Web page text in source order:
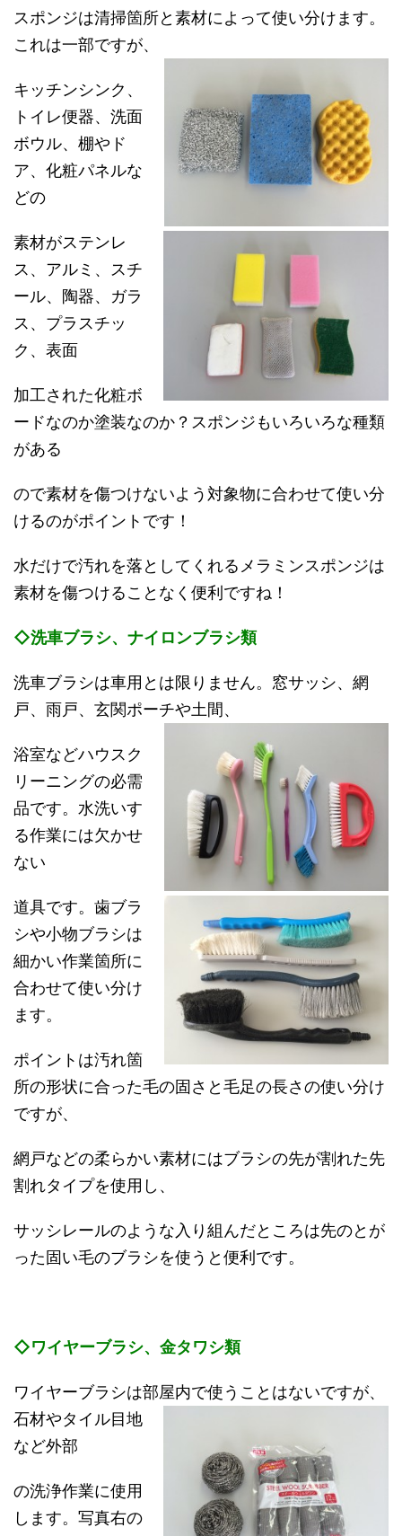
スポンジは清掃箇所と素材によって使い分けます。
これは一部ですが、
キッチンシンク、
トイレ便器、洗面
ボウル、棚やド
ア、化粧パネルな
どの
素材がステンレ
ス、アルミ、スチ
ール、陶器、ガラ
ス、プラスチッ
ク、表面
加工された化粧ボ
ードなのか塗装なのか？スポンジもいろいろな種類
がある
ので素材を傷つけないよう対象物に合わせて使い分
けるのがポイントです！
水だけで汚れを落としてくれるメラミンスポンジは
素材を傷つけることなく便利ですね！
◇洗車ブラシ、ナイロンブラシ類
洗車ブラシは車用とは限りません。窓サッシ、網
戸、雨戸、玄関ポーチや土間、
浴室などハウスク
リーニングの必需
品です。水洗いす
る作業には欠かせ
ない
道具です。歯ブラ
シや小物ブラシは
細かい作業箇所に
合わせて使い分け
ます。
ポイントは汚れ箇
所の形状に合った毛の固さと毛足の長さの使い分け
ですが、
網戸などの柔らかい素材にはブラシの先が割れた先
割れタイプを使用し、
サッシレールのような入り組んだところは先のとが
った固い毛のブラシを使うと便利です。
◇ワイヤーブラシ、金タワシ類
ワイヤーブラシは部屋内で使うことはないですが、
石材やタイル目地
など外部
の洗浄作業に使用
します。写真右の